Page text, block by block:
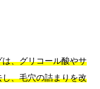
、グリコール酸やサ
、毛穴の詰まりを改